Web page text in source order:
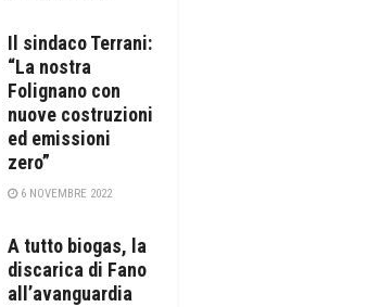
Il sindaco Terrani:
“La nostra
Folignano con
nuove costruzioni
ed emissioni
zero”
6 NOVEMBRE 2022
A tutto biogas, la
discarica di Fano
all’avanguardia